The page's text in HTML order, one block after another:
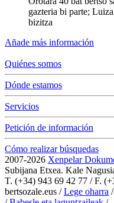
gazteria bi parte;
bizitza
Añade más información
Quiénes somos
Dónde estamos
Servicios
Petición de información
Cómo realizar búsquedas
2007-2026 Xenpelar
Subijana Etxea. Kale
T. (+34) 943 69 42 77 / F.
bertsozale.eus /Lege oharra /